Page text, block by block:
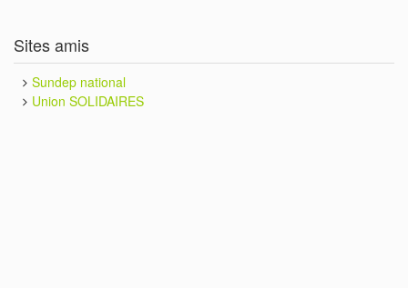
Sites amis
Sundep national
Union SOLIDAIRES